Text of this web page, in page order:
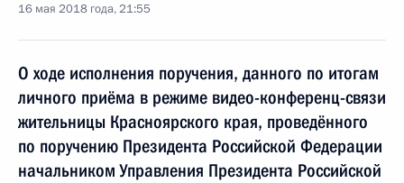
16 мая 2018 года, 21:55
О ходе исполнения поручения, данного по итогам
личного приёма в режиме видео-конференц-связи
жительницы Красноярского края, проведённого
по поручению Президента Российской Федерации
начальником Управления Президента Российской